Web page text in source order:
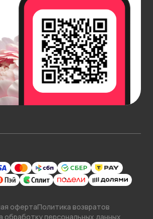
офертаПолитика возвратов
обработку персональных данных